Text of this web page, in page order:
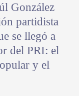
González
partidista
se llegó a
del PRI: el
y el